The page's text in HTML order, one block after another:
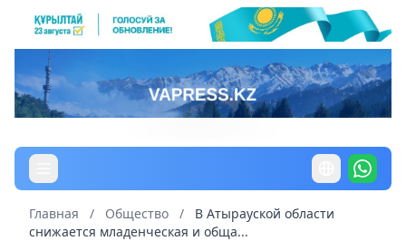
Главная / Общество /
В Атырауской области
снижается младенческая и обща...